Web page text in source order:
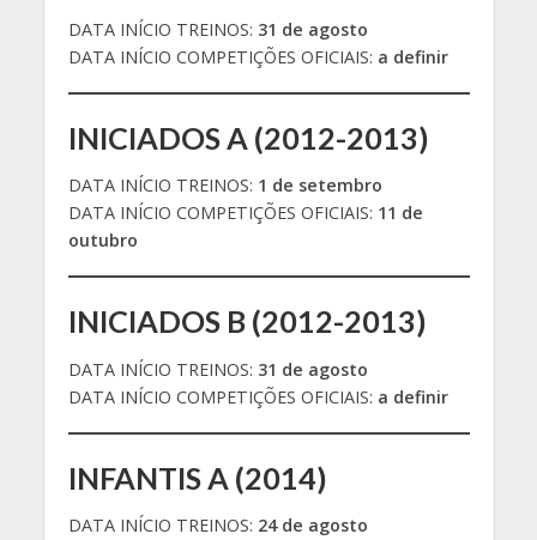
DATA INÍCIO TREINOS: 31 de agosto
DATA INÍCIO COMPETIÇÕES OFICIAIS: a definir
INICIADOS A (2012-2013)
DATA INÍCIO TREINOS: 1 de setembro
DATA INÍCIO COMPETIÇÕES OFICIAIS: 11 de
outubro
INICIADOS B (2012-2013)
DATA INÍCIO TREINOS: 31 de agosto
DATA INÍCIO COMPETIÇÕES OFICIAIS: a definir
INFANTIS A (2014)
DATA INÍCIO TREINOS: 24 de agosto